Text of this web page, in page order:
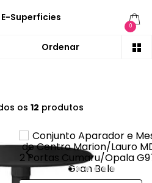
Superficies
0
os 12 produtos